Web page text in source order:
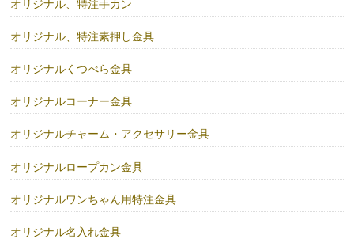
オリジナル、特注手カン
オリジナル、特注素押し金具
オリジナルくつべら金具
オリジナルコーナー金具
オリジナルチャーム・アクセサリー金具
オリジナルロープカン金具
オリジナルワンちゃん用特注金具
オリジナル名入れ金具